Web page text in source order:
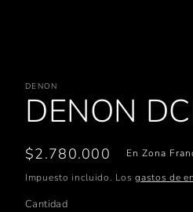
DENON
DENON
Precio
habitual
$2.780.000
En Zona
Impuesto incluido. Losgastos de
Cantidad